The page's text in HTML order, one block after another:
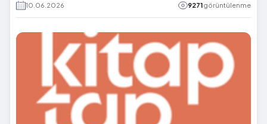
10.06.2026 9271görüntülenme